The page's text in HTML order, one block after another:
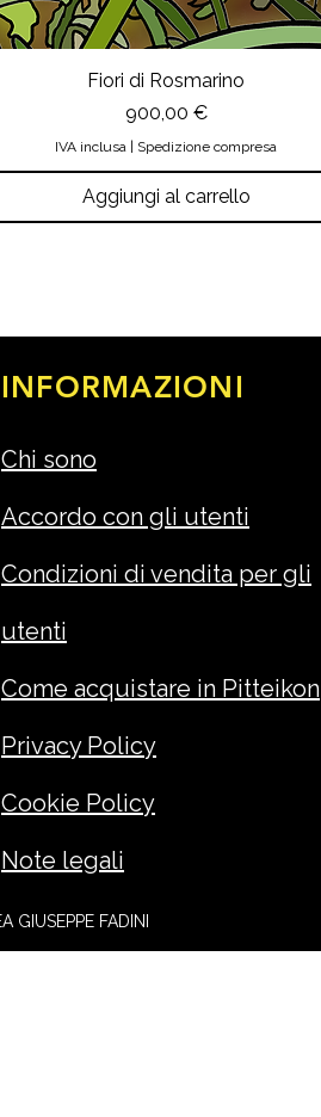
Fiori di Rosmarino
Prezzo
900,00 €
IVA inclusa Spedizione compresa
Aggiungi al carrello
INFORMAZIONI
Chi sono
Accordo con gli utenti
Condizioni di vendita per gli
utenti
Come acquistare in Pitteikon
Privacy Policy
Cookie Policy
Note legali
FADINI